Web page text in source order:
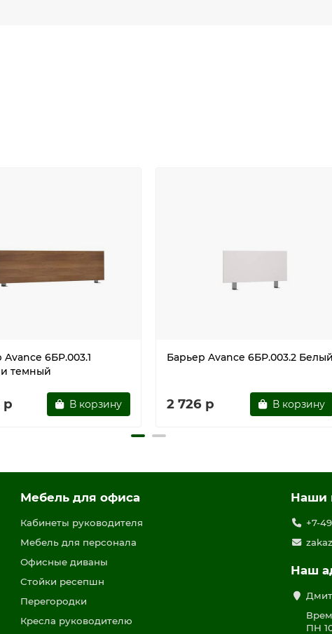
Avance 6БР.003.1
темный
р В корзину
Барьер Avance 6БР.003.2 Белый
2 726 р В корзину
Мебель для офиса
Кабинеты руководителя
Мебель для персонала
Офисные диваны
Стойки ресепшн
Перегородки
Кресла руководителю
Наши
+7-
Наш
ПН